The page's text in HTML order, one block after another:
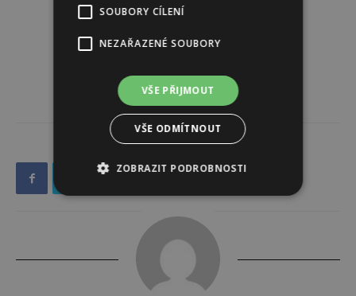
SOUBORY CÍLENÍ
NEZAŘAZENÉ SOUBORY
VŠE PŘIJMOUT
VŠE ODMÍTNOUT
ZOBRAZIT PODROBNOSTI